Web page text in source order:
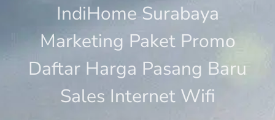
IndiHome Surabaya
Marketing Paket Promo
Daftar Harga Pasang Baru
Sales Internet Wifi